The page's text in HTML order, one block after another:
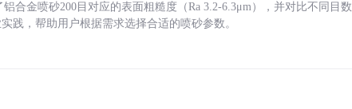
合金喷砂200目对应的表面粗糙度（Ra 3.2-6.3μm），并对比不同目数
践，帮助用户根据需求选择合适的喷砂参数。